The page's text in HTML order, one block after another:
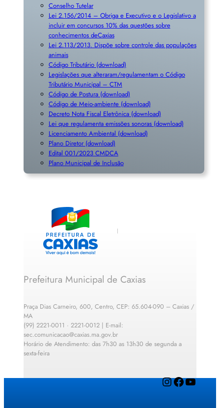
Conselho Tutelar
Lei 2.156/2014 – Obriga e Executivo e o Legislativo a
incluir em concursos 10% das questões sobre
conhecimentos deCaxias
Lei 2.113/2013. Dispõe sobre controle das populações
animais
Código Tributário (download)
Legislações que alteraram/regulamentam o Código
Tributário Municipal – CTM
Código de Postura (download)
Código de Meio-ambiente (download)
Decreto Nota Fiscal Eletrônica (download)
Lei que regulamenta emissões sonoras (download)
Licenciamento Ambiental (download)
Plano Diretor (download)
Edital 001/2023 CMDCA
Plano Municipal de Inclusão
Prefeitura Municipal de Caxias
Praça Dias Carneiro, 600, Centro, CEP: 65.604-090 – Caxias /
MA
(99) 2221-0011 · 2221-0012 | E-mail:
sec.comunicacao@caxias.ma.gov.br
Horário de Atendimento: das 7h30 as 13h30 de segunda a
sexta-feira
InstagramFacebook YouTube